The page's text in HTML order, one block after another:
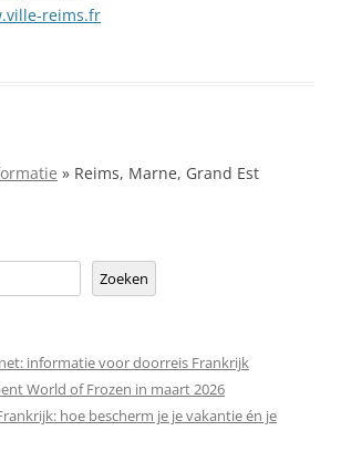
reims.fr
» Reims, Marne, Grand Est
Zoeken
informatie voor doorreis Frankrijk
World of Frozen in maart 2026
hoe bescherm je je vakantie én je